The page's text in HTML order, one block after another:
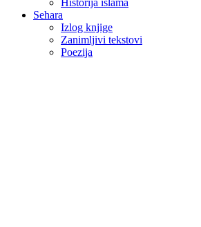
Historija islama
Sehara
Izlog knjige
Zanimljivi tekstovi
Poezija